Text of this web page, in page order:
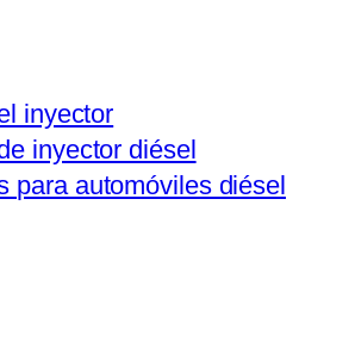
inyector
inyector diésel
para automóviles diésel